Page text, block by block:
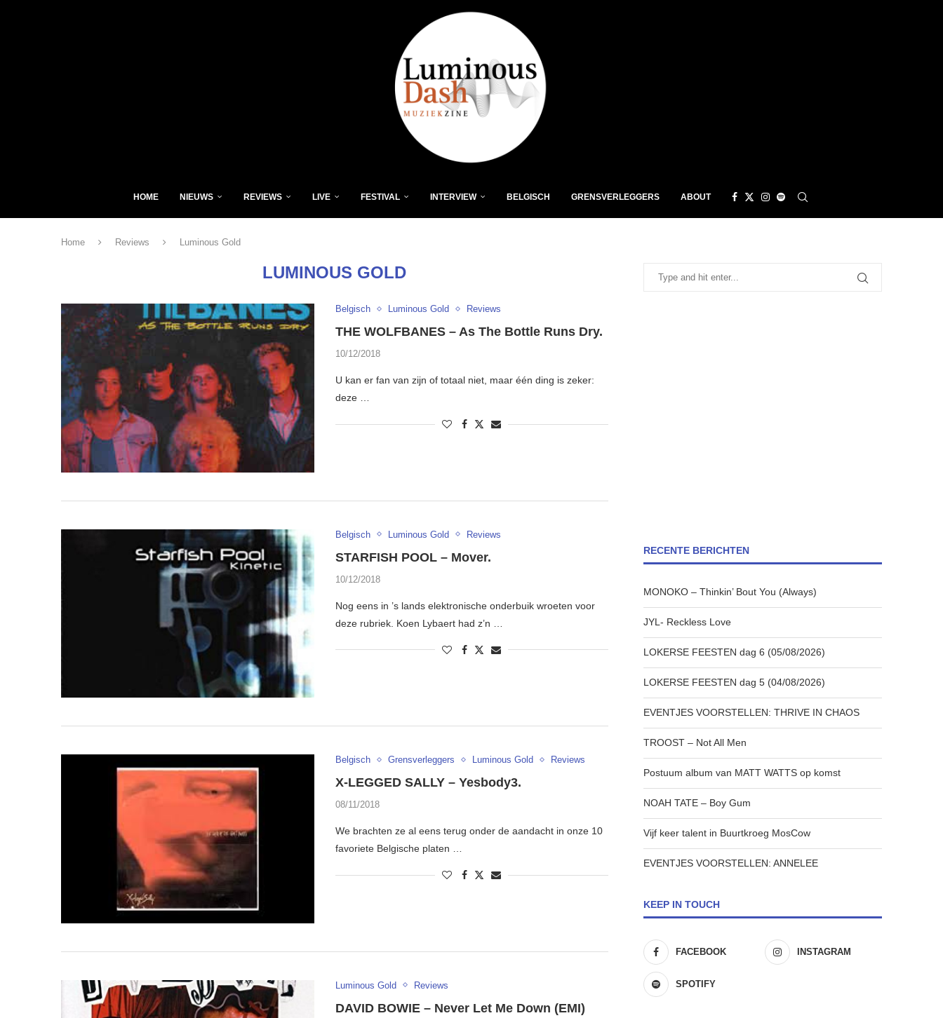
HOME NIEUWS REVIEWS LIVE FESTIVAL INTERVIEW BELGISCH GRENSVERLEGGERS ABOUT
Home Reviews Luminous Gold
LUMINOUS GOLD
Belgisch Luminous Gold Reviews
THE WOLFBANES – As The Bottle Runs Dry.
10/12/2018
U kan er fan van zijn of totaal niet, maar één ding is zeker:
deze …
Belgisch Luminous Gold Reviews
STARFISH POOL – Mover.
10/12/2018
Nog eens in ’s lands elektronische onderbuik wroeten voor
deze rubriek. Koen Lybaert had z’n …
Belgisch Grensverleggers Luminous Gold Reviews
X-LEGGED SALLY – Yesbody3.
08/11/2018
We brachten ze al eens terug onder de aandacht in onze 10
favoriete Belgische platen …
Luminous Gold Reviews
DAVID BOWIE – Never Let Me Down (EMI)
RECENTE BERICHTEN
MONOKO – Thinkin’ Bout You (Always)
JYL- Reckless Love
LOKERSE FEESTEN dag 6 (05/08/2026)
LOKERSE FEESTEN dag 5 (04/08/2026)
EVENTJES VOORSTELLEN: THRIVE IN CHAOS
TROOST – Not All Men
Postuum album van MATT WATTS op komst
NOAH TATE – Boy Gum
Vijf keer talent in Buurtkroeg MosCow
EVENTJES VOORSTELLEN: ANNELEE
KEEP IN TOUCH
FACEBOOK INSTAGRAM
SPOTIFY